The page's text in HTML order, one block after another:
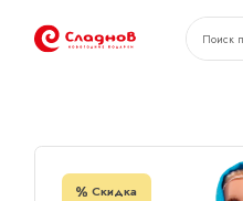
КАТАЛОГ
Скидка